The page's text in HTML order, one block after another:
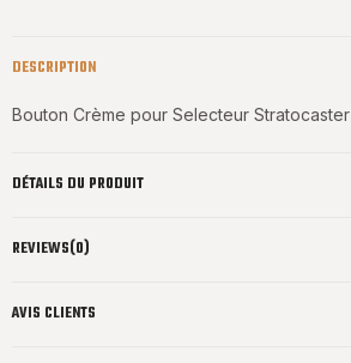
DESCRIPTION
Bouton Crème pour Selecteur Stratocaster
DÉTAILS DU PRODUIT
REVIEWS(0)
AVIS CLIENTS